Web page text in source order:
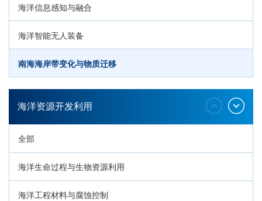
海洋信息感知与融合
海洋智能无人装备
南海海岸带变化与物质迁移
环南海地质过程与灾害响应
海洋资源开发利用
全部
海洋生命过程与生物资源利用
海洋工程材料与腐蚀控制